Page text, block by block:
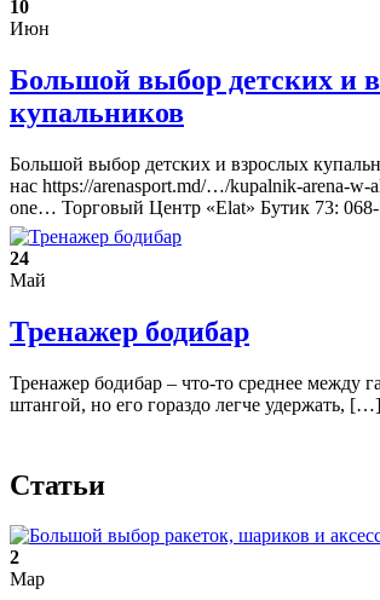
10
Июн
Большой выбор детских и
купальников
Большой выбор детских и взрослых
нас https://arenasport.md/…/kupalnik-arena-w-
one… Торговый Центр «Elat» Бутик 73:
24
Май
Тренажер бодибар
Тренажер бодибар – что-то среднее между
штангой, но его гораздо легче удержать, […]
Статьи
2
Мар